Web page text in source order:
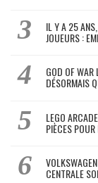
IL Y A 25
JOUEURS :
GOD OF
DÉSORMAIS
LEGO
PIÈCES
CENTRALE